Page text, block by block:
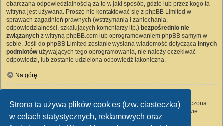
Strona ta używa plików cookies (tzw. ciasteczka)
w celach statystycznych, reklamowych oraz
obarczana odpowiedzialnością za to w jaki sposób, gdzie lub przez kogo ta
witryna jest używana. Proszę nie kontaktować się z phpBB Limited w
sprawach zagadnień prawnych (wstrzymania i zaniechania,
odpowiedzialności, szkalujących komentarzy itp.) bezpośrednio nie
związanych z witryną phpBB.com lub oprogramowaniem phpBB samym w
sobie. Jeśli do phpBB Limited zostanie wysłana wiadomość dotycząca innych
podmiotówużywających tego oprogramowania, nie należy oczekiwać
odpowiedzi, lub zostanie udzielona odpowiedź lakoniczna.
Na górę
Wszyscy użytkownicy witryny mogą używać – jeśli funkcja ta jest włączona
przez administratora witryny – formularza „Kontakt z nami”. Członkowie
witryny mogą także używać odnośnika „Zespół administracyjny”.